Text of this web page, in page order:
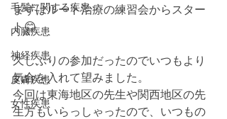
毛髪に関する疾患
内臓疾患
神経疾患
皮膚疾患
女性疾患
まずはルート治療の練習会からスター
ト😊
久しぶりの参加だったのでいつもより
気合を入れて望みました。
今回は東海地区の先生や関西地区の先
生方もいらっしゃったので、いつもの